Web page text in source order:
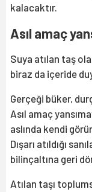
kalacaktır.
Asıl amaç
Suya atılan taş
biraz da içeride
Gerçeği büker,
Asıl amaç
aslında kendi
Dışarı atıldığı
bilinçaltına geri
Atılan taşı